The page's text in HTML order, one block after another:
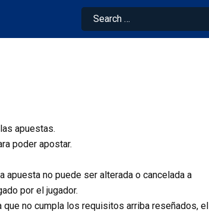
apuestas.
poder apostar.
no puede ser alterada o cancelada a
por el jugador.
no cumpla los requisitos arriba reseñados, el